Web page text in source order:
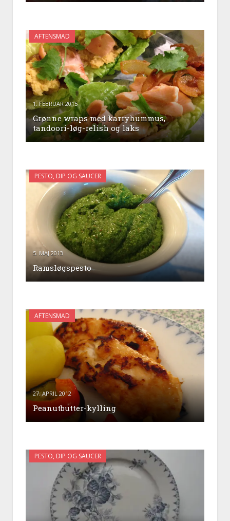
AFTENSMAD
1. FEBRUAR 2015
Grønne wraps med karryhummus,
tandoori-løg-relish og laks
PESTO, DIP OG SAUCER
5. MAJ 2013
Ramsløgspesto
AFTENSMAD
27. APRIL 2012
Peanutbutter-kylling
PESTO, DIP OG SAUCER